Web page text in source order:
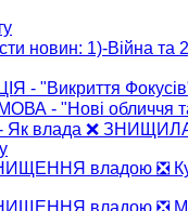
новин: 1)-Війна та
- "Викриття
- "Нові обличчя
влада ❌ ЗНИЩИЛА
владою ❎
владою ❎